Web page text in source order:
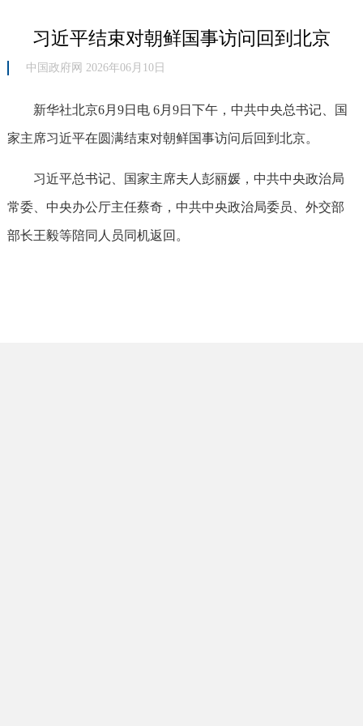
习近平结束对朝鲜国事访问回到北京
中国政府网 2026年06月10日
新华社北京6月9日电 6月9日下午，中共中央总书记、国
家主席习近平在圆满结束对朝鲜国事访问后回到北京。
习近平总书记、国家主席夫人彭丽媛，中共中央政治局
常委、中央办公厅主任蔡奇，中共中央政治局委员、外交部
部长王毅等陪同人员同机返回。